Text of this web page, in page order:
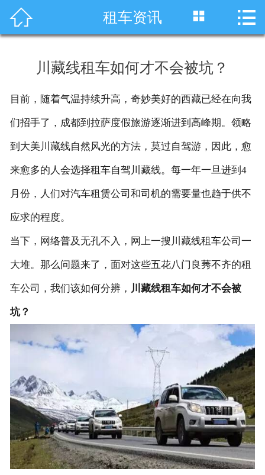
 首页
川藏线租车
服务项目
租车资讯
租车价格
关于我们
联系我们
 租车资讯  
川藏线租车如何才不会被坑？
目前，随着气温持续升高，奇妙美好的西藏已经在向我
们招手了，成都到拉萨度假旅游逐渐进到高峰期。领略
到大美川藏线自然风光的方法，莫过自驾游，因此，愈
来愈多的人会选择租车自驾川藏线。每一年一旦进到4
月份，人们对汽车租赁公司和司机的需要量也趋于供不
应求的程度。
当下，网络普及无孔不入，网上一搜川藏线租车公司一
大堆。那么问题来了，面对这些五花八门良莠不齐的租
车公司，我们该如何分辨， 川藏线租车如何才不会被
坑？